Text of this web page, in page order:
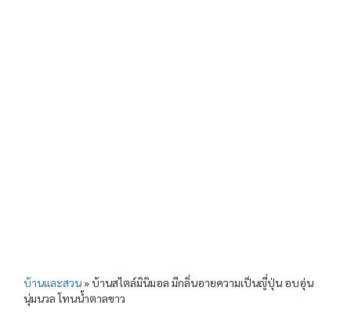
บ้านและสวน»บ้านสไตล์มินิมอล มีกลิ่นอายความเป็นญี่ปุ่น อบอุ่น
นุ่มนวล โทนน้ำตาลขาว